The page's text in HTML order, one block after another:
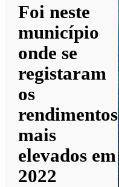
Foi neste
município
onde se
registaram
os
rendimentos
mais
elevados em
2022